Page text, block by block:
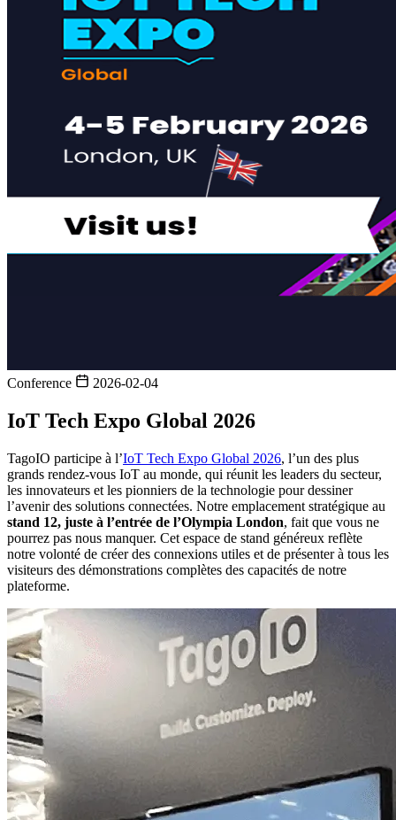
Conference 2026-02-04
IoT Tech Expo Global 2026
TagoIO participe à l’IoT Tech Expo Global 2026, l’un des plus
grands rendez-vous IoT au monde, qui réunit les leaders du secteur,
les innovateurs et les pionniers de la technologie pour dessiner
l’avenir des solutions connectées. Notre emplacement stratégique au
stand 12, juste à l’entrée de l’Olympia London, fait que vous ne
pourrez pas nous manquer. Cet espace de stand généreux reflète
notre volonté de créer des connexions utiles et de présenter à tous les
visiteurs des démonstrations complètes des capacités de notre
plateforme.